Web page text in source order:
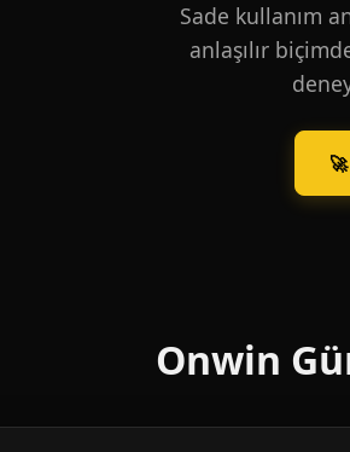
Sade kullanım
anlaşılır
Onwin